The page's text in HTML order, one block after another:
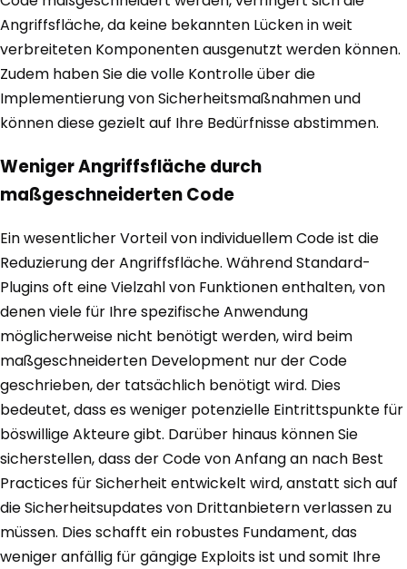
Angriffsfläche, da keine bekannten Lücken in weit
verbreiteten Komponenten ausgenutzt werden können.
Zudem haben Sie die volle Kontrolle über die
Implementierung von Sicherheitsmaßnahmen und
können diese gezielt auf Ihre Bedürfnisse abstimmen.
Weniger Angriffsfläche durch
maßgeschneiderten Code
Ein wesentlicher Vorteil von individuellem Code ist die
Reduzierung der Angriffsfläche. Während Standard-
Plugins oft eine Vielzahl von Funktionen enthalten, von
denen viele für Ihre spezifische Anwendung
möglicherweise nicht benötigt werden, wird beim
maßgeschneiderten Development nur der Code
geschrieben, der tatsächlich benötigt wird. Dies
bedeutet, dass es weniger potenzielle Eintrittspunkte für
böswillige Akteure gibt. Darüber hinaus können Sie
sicherstellen, dass der Code von Anfang an nach Best
Practices für Sicherheit entwickelt wird, anstatt sich auf
die Sicherheitsupdates von Drittanbietern verlassen zu
müssen. Dies schafft ein robustes Fundament, das
weniger anfällig für gängige Exploits ist und somit Ihre